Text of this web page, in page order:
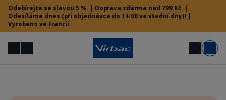
Odebírejte se slevou 5 %. | Doprava zdarma nad 799 Kč. |
Odesíláme dnes (při objednávce do 14:00 ve všední dny)! |
Vyrobeno ve Francii
MenuHledat Můj účet Košík